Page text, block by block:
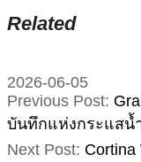
Related
2026-06-05
Previous Post:
บันทึกแห่งกระแสน้
Next Post: Cortina